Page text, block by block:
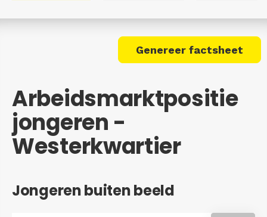
Genereer factsheet
Arbeidsmarktpositie
jongeren -
Westerkwartier
Jongeren buiten beeld